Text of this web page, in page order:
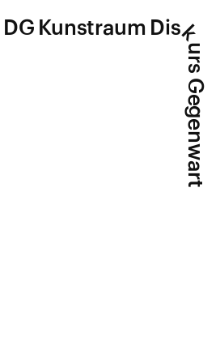
DG Kunstraum Disk
urs Gegenwart